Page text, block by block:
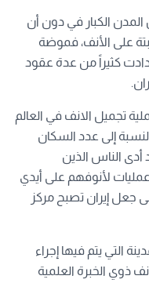
الكبار في دون أن
على الأنف، فموضة
كثيراً من عدة عقود
تجميل الانف في العالم
إلى عدد السكان
أدى الناس الذين
عمليات لأنوفهم على أيدي
جعل إيران تصبح مركز
التي يتم فيها إجراء
ذوي الخبرة العلمية